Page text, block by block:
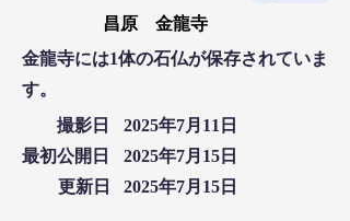
昌原 金龍寺
金龍寺には1体の石仏が保存されていま
す。
撮影日
2025年7月11日
最初公開日
2025年7月15日
更新日
2025年7月15日